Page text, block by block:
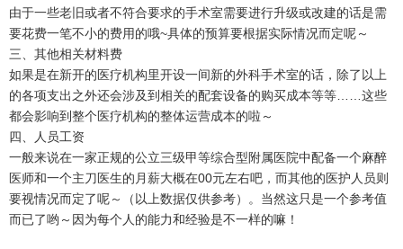
由于一些老旧或者不符合要求的手术室需要进行升级或改建的话是需
要花费一笔不小的费用的哦~具体的预算要根据实际情况而定呢～
三、其他相关材料费
如果是在新开的医疗机构里开设一间新的外科手术室的话，除了以上
的各项支出之外还会涉及到相关的配套设备的购买成本等等……这些
都会影响到整个医疗机构的整体运营成本的啦～
四、人员工资
一般来说在一家正规的公立三级甲等综合型附属医院中配备一个麻醉
医师和一个主刀医生的月薪大概在00元左右吧，而其他的医护人员则
要视情况而定了呢～（以上数据仅供参考）。当然这只是一个参考值
而已了哟～因为每个人的能力和经验是不一样的嘛！